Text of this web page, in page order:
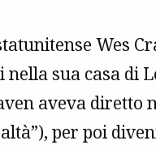
Wes
sua casa di
aveva diretto
per poi